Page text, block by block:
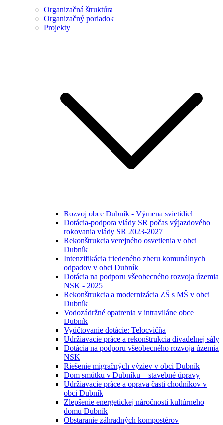
Organizačná štruktúra
Organizačný poriadok
Projekty
Rozvoj obce Dubník - Výmena svietidiel
Dotácia-podpora vlády SR počas výjazdového
rokovania vlády SR 2023-2027
Rekonštrukcia verejného osvetlenia v obci
Dubník
Intenzifikácia triedeného zberu komunálnych
odpadov v obci Dubník
Dotácia na podporu všeobecného rozvoja územia
NSK - 2025
Rekonštrukcia a modernizácia ZŠ s MŠ v obci
Dubník
Vodozádržné opatrenia v intraviláne obce
Dubník
Vyúčtovanie dotácie: Telocvičňa
Udržiavacie práce a rekonštrukcia divadelnej sály
Dotácia na podporu všeobecného rozvoja územia
NSK
Riešenie migračných výziev v obci Dubník
Dom smútku v Dubníku – stavebné úpravy
Udržiavacie práce a oprava časti chodníkov v
obci Dubník
Zlepšenie energetickej náročnosti kultúrneho
domu Dubník
Obstaranie záhradných kompostérov